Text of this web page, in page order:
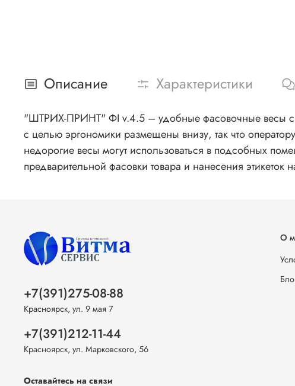
Описание Характеристики
"ШТРИХ-ПРИНТ" ФI v.4.5 – удобные фасовочные весы с
с целью эргономики размещены внизу, так что
недорогие весы могут использоваться в подсобных
предварительной фасовки товара и нанесения
О
+7(391)275-08-88
Красноярск, ул. 9 мая 7
+7(391)212-11-44
Красноярск, ул. Марковского, 56
Оставайтесь на связи